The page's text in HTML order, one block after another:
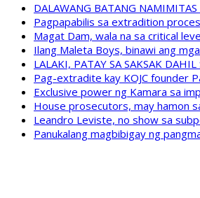
DALAWANG BATANG
Pagpapabilis sa extradition
Magat Dam, wala na sa critical
Ilang Maleta Boys, binawi ang
LALAKI, PATAY SA SAKSAK
Pag-extradite kay KOJC founder
Exclusive power ng Kamara sa
House prosecutors, may hamon
Leandro Leviste, no show sa
Panukalang magbibigay ng